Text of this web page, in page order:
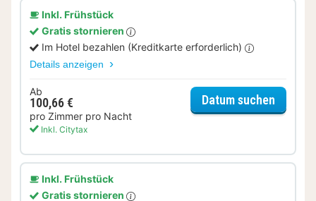
Inkl. Frühstück
Gratis stornieren
Im Hotel bezahlen (Kreditkarte erforderlich)
Details anzeigen
Ab
100,66 €
pro Zimmer pro Nacht
Inkl. Citytax
Datum suchen
Inkl. Frühstück
Gratis stornieren